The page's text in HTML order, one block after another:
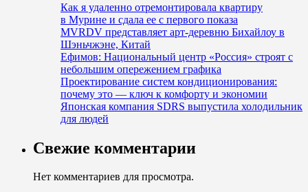
Как я удаленно отремонтировала квартиру
в Мурине и сдала ее с первого показа
MVRDV представляет арт-деревню Бихайлоу в
Шэньчжэне, Китай
Ефимов: Национальный центр «Россия» строят с
небольшим опережением графика
Проектирование систем кондиционирования:
почему это — ключ к комфорту и экономии
Японская компания SDRS выпустила холодильник
для людей
Свежие комментарии
Нет комментариев для просмотра.